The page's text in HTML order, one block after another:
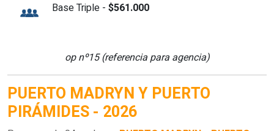
Base Triple - $561.000
op nº15 (referencia para agencia)
PUERTO MADRYN Y PUERTO
PIRÁMIDES - 2026